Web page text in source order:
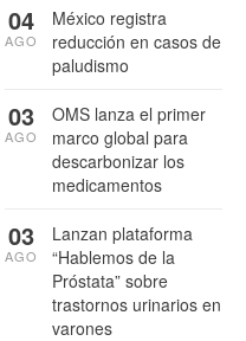
México registra
reducción en casos de
paludismo
04
AGO
OMS lanza el primer
marco global para
descarbonizar los
medicamentos
03
AGO
Lanzan plataforma
“Hablemos de la
Próstata” sobre
trastornos urinarios en
varones
03
AGO